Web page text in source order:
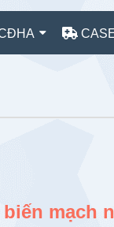
biến mạch